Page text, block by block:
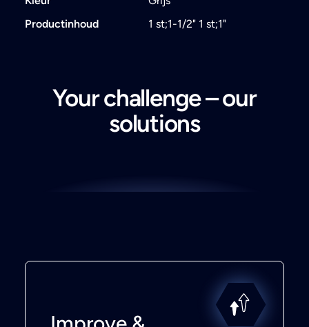
Productinhoud
1 st;1-1/2" 1 st;1"
Your challenge – our
solutions